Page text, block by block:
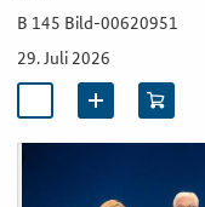
B 145 Bild-00620951
29. Juli 2026